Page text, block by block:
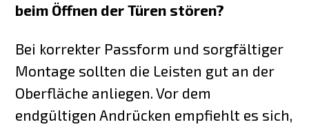
beim Öffnen der Türen stören?
Bei korrekter Passform und sorgfältiger
Montage sollten die Leisten gut an der
Oberfläche anliegen. Vor dem
endgültigen Andrücken empfiehlt es sich,